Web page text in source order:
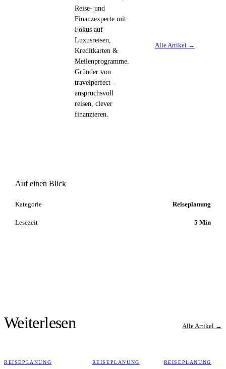
Reise- und
Finanzexperte mit
Fokus auf
Luxusreisen,
Kreditkarten &
Meilenprogramme.
Gründer von
travelperfect –
anspruchsvoll
reisen, clever
finanzieren.
Alle Artikel →
Auf einen Blick
Kategorie Reiseplanung
Lesezeit 5 Min
Weiterlesen Alle Artikel →
REISEPLANUNG REISEPLANUNG REISEPLANUNG